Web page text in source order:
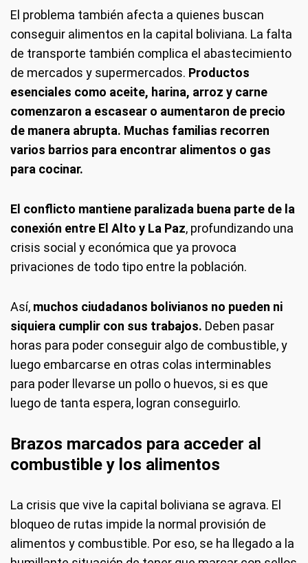
El problema también afecta a quienes buscan
conseguir alimentos en la capital boliviana. La falta
de transporte también complica el abastecimiento
de mercados y supermercados. Productos
esenciales como aceite, harina, arroz y carne
comenzaron a escasear o aumentaron de precio
de manera abrupta. Muchas familias recorren
varios barrios para encontrar alimentos o gas
para cocinar.
El conflicto mantiene paralizada buena parte de la
conexión entre El Alto y La Paz, profundizando una
crisis social y económica que ya provoca
privaciones de todo tipo entre la población.
Así, muchos ciudadanos bolivianos no pueden ni
siquiera cumplir con sus trabajos. Deben pasar
horas para poder conseguir algo de combustible, y
luego embarcarse en otras colas interminables
para poder llevarse un pollo o huevos, si es que
luego de tanta espera, logran conseguirlo.
Brazos marcados para acceder al
combustible y los alimentos
La crisis que vive la capital boliviana se agrava. El
bloqueo de rutas impide la normal provisión de
alimentos y combustible. Por eso, se ha llegado a la